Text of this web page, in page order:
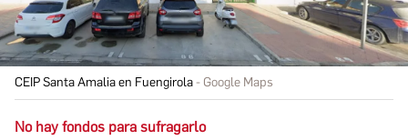
CEIP Santa Amalia en Fuengirola Google Maps
No hay fondos para sufragarlo